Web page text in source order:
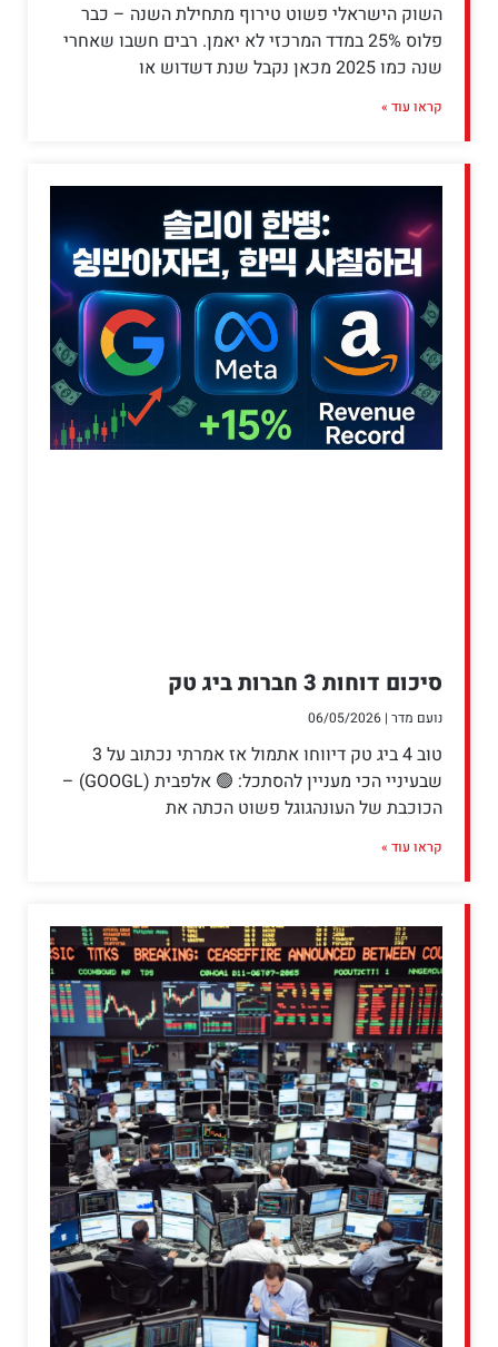
השוק הישראלי פשוט טירוף מתחילת השנה – כבר
פלוס 25% במדד המרכזי לא יאמן. רבים חשבו שאחרי
שנה כמו 2025 מכאן נקבל שנת דשדוש או
קראו עוד »
סיכום דוחות 3 חברות ביג טק
נועם מדר
טוב 4 ביג טק דיווחו אתמול אז אמרתי נכתוב על 3
שבעיניי הכי מעניין להסתכל: 🟢 אלפבית (GOOGL) –
הכוכבת של העונהגוגל פשוט הכתה את
קראו עוד »